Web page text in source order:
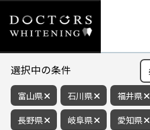
選択中の条件
富山県 石川県 福井県
長野県
岐阜県 愛知県